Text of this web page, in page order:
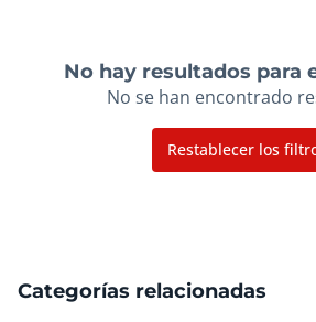
No hay resultados para
No se han encontrado
Restablecer los
Categorías relacionadas